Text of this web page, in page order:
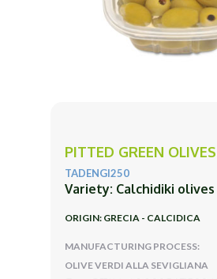
PITTED GREEN
TADENGI250
Variety: Calchidiki olives
ORIGIN: GRECIA - CALCIDICA
MANUFACTURING PROCESS:
OLIVE VERDI ALLA SEVIGLIANA